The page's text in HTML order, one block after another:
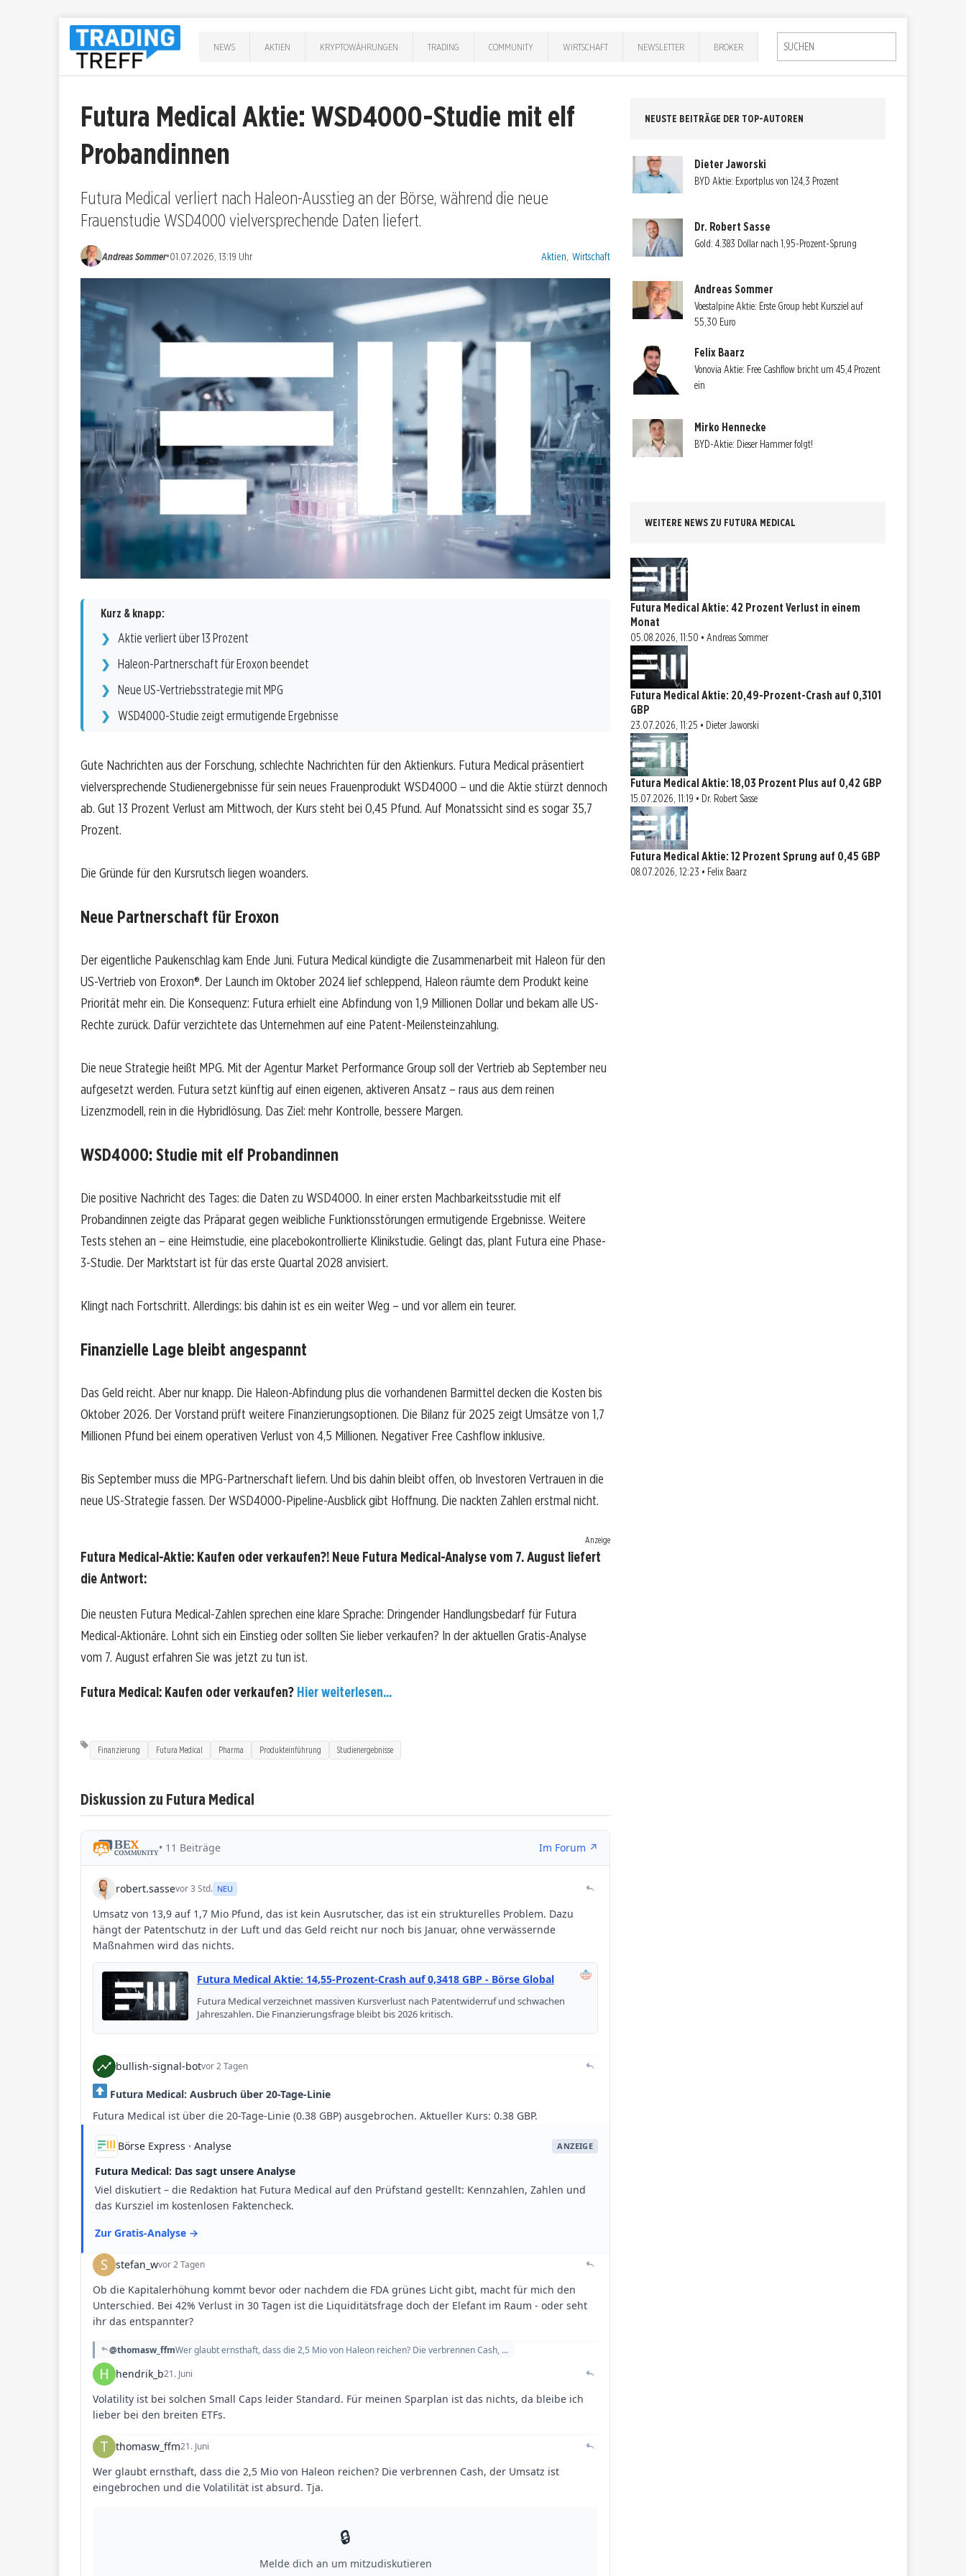
NEWS AKTIEN KRYPTOWÄHRUNGEN TRADING COMMUNITY WIRTSCHAFT NEWSLETTER BROKER
Futura Medical Aktie: WSD4000-Studie mit elf
Probandinnen
Futura Medical verliert nach Haleon-Ausstieg an der Börse, während die neue
Frauenstudie WSD4000 vielversprechende Daten liefert.
Andreas Sommer•01.07.2026, 13:19 Uhr Kategorien:
Aktien Wirtschaft
Kurz & knapp:
Aktie verliert über 13 Prozent
Haleon-Partnerschaft für Eroxon beendet
Neue US-Vertriebsstrategie mit MPG
WSD4000-Studie zeigt ermutigende Ergebnisse
Gute Nachrichten aus der Forschung, schlechte Nachrichten für den Aktienkurs. Futura Medical präsentiert
vielversprechende Studienergebnisse für sein neues Frauenprodukt WSD4000 – und die Aktie stürzt dennoch
ab. Gut 13 Prozent Verlust am Mittwoch, der Kurs steht bei 0,45 Pfund. Auf Monatssicht sind es sogar 35,7
Prozent.
Die Gründe für den Kursrutsch liegen woanders.
Neue Partnerschaft für Eroxon
Der eigentliche Paukenschlag kam Ende Juni. Futura Medical kündigte die Zusammenarbeit mit Haleon für den
US-Vertrieb von Eroxon®. Der Launch im Oktober 2024 lief schleppend, Haleon räumte dem Produkt keine
Priorität mehr ein. Die Konsequenz: Futura erhielt eine Abfindung von 1,9 Millionen Dollar und bekam alle US-
Rechte zurück. Dafür verzichtete das Unternehmen auf eine Patent-Meilensteinzahlung.
Die neue Strategie heißt MPG. Mit der Agentur Market Performance Group soll der Vertrieb ab September neu
aufgesetzt werden. Futura setzt künftig auf einen eigenen, aktiveren Ansatz – raus aus dem reinen
Lizenzmodell, rein in die Hybridlösung. Das Ziel: mehr Kontrolle, bessere Margen.
WSD4000: Studie mit elf Probandinnen
Die positive Nachricht des Tages: die Daten zu WSD4000. In einer ersten Machbarkeitsstudie mit elf
Probandinnen zeigte das Präparat gegen weibliche Funktionsstörungen ermutigende Ergebnisse. Weitere
Tests stehen an – eine Heimstudie, eine placebokontrollierte Klinikstudie. Gelingt das, plant Futura eine Phase-
3-Studie. Der Marktstart ist für das erste Quartal 2028 anvisiert.
Klingt nach Fortschritt. Allerdings: bis dahin ist es ein weiter Weg – und vor allem ein teurer.
Finanzielle Lage bleibt angespannt
Das Geld reicht. Aber nur knapp. Die Haleon-Abfindung plus die vorhandenen Barmittel decken die Kosten bis
Oktober 2026. Der Vorstand prüft weitere Finanzierungsoptionen. Die Bilanz für 2025 zeigt Umsätze von 1,7
Millionen Pfund bei einem operativen Verlust von 4,5 Millionen. Negativer Free Cashflow inklusive.
Bis September muss die MPG-Partnerschaft liefern. Und bis dahin bleibt offen, ob Investoren Vertrauen in die
neue US-Strategie fassen. Der WSD4000-Pipeline-Ausblick gibt Hoffnung. Die nackten Zahlen erstmal nicht.
Anzeige
Futura Medical-Aktie: Kaufen oder verkaufen?! Neue Futura Medical-Analyse vom 7. August liefert
die Antwort:
Die neusten Futura Medical-Zahlen sprechen eine klare Sprache: Dringender Handlungsbedarf für Futura
Medical-Aktionäre. Lohnt sich ein Einstieg oder sollten Sie lieber verkaufen? In der aktuellen Gratis-Analyse
vom 7. August erfahren Sie was jetzt zu tun ist.
Futura Medical: Kaufen oder verkaufen? Hier weiterlesen...
Finanzierung Futura Medical Pharma Produkteinführung Studienergebnisse
Diskussion zu Futura Medical
NEUSTE BEITRÄGE DER TOP-AUTOREN
Dieter Jaworski
BYD Aktie: Exportplus von 124,3 Prozent
Dr. Robert Sasse
Gold: 4.383 Dollar nach 1,95-Prozent-Sprung
Andreas Sommer
Voestalpine Aktie: Erste Group hebt Kursziel auf
55,30 Euro
Felix Baarz
Vonovia Aktie: Free Cashflow bricht um 45,4 Prozent
ein
Mirko Hennecke
BYD-Aktie: Dieser Hammer folgt!
WEITERE NEWS ZU FUTURA MEDICAL
Futura Medical Aktie: 42 Prozent Verlust in einem
Monat
05.08.2026, 11:50 • Andreas Sommer
Futura Medical Aktie: 20,49-Prozent-Crash auf 0,3101
GBP
23.07.2026, 11:25 • Dieter Jaworski
Futura Medical Aktie: 18,03 Prozent Plus auf 0,42 GBP
15.07.2026, 11:19 • Dr. Robert Sasse
Futura Medical Aktie: 12 Prozent Sprung auf 0,45 GBP
08.07.2026, 12:23 • Felix Baarz